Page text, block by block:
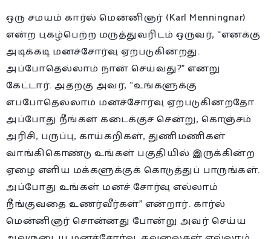
ஒரு சமயம் கார்ல் மென்னிஞர் (Karl Menningnar)
என்ற புகழ்பெற்ற மருத்துவரிடம் ஒருவர், “எனக்கு
அடிக்கடி மனச்சோர்வு ஏற்படுகின்றது.
அப்போதெல்லாம் நான் செய்வது?” என்று
கேட்டார். அதற்கு அவர், “உங்களுக்கு
எப்போதெல்லாம் மனச்சோர்வு ஏற்படுகின்றதோ
அப்போது நீங்கள் கடைக்குச் சென்று, கொஞ்சம்
அரிசி, பருப்பு, காய்கறிகள், துணிமணிகள்
வாங்கிகொண்டு உங்கள் பகுதியில் இருக்கின்ற
ஏழை எளிய மக்களுக்குக் கொடுத்துப் பாருங்கள்.
அப்போது உங்கள் மனச் சோர்வு எல்லாம்
நீங்குவதை உணர்வீர்கள்” என்றார். கார்ல்
மென்னிஞர் சொன்னது போன்று அவர் செய்ய